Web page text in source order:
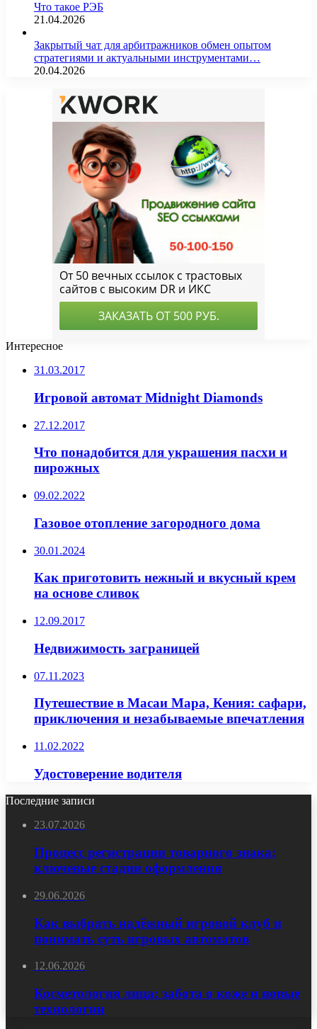
Что такое РЭБ
21.04.2026
Закрытый чат для арбитражников обмен опытом
стратегиями и актуальными инструментами…
20.04.2026
Интересное
31.03.2017
Игровой автомат Midnight Diamonds
27.12.2017
Что понадобится для украшения пасхи и
пирожных
09.02.2022
Газовое отопление загородного дома
30.01.2024
Как приготовить нежный и вкусный крем
на основе сливок
12.09.2017
Недвижимость заграницей
07.11.2023
Путешествие в Масаи Мара, Кения: сафари,
приключения и незабываемые впечатления
11.02.2022
Удостоверение водителя
Последние записи
23.07.2026
Процесс регистрации товарного знака:
ключевые стадии оформления
29.06.2026
Как выбрать надёжный игровой клуб и
понимать суть игровых автоматов
12.06.2026
Косметология лица: забота о коже и новые
технологии